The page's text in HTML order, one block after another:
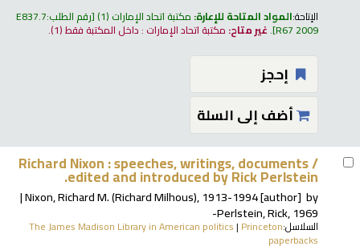
الإتاحة:المواد المتاحة للإعارة: مكتبة اتحاد الإمارات (1) رقم الطلب:E837.7
R67 2009
.غير متاح: مكتبة اتحاد الإمارات : داخل المكتبة فقط(1).
إحجز
أضف إلى السلة
Richard Nixon : speeches, writings, documents /
edited and introduced by Rick Perlstein.
by
Nixon, Richard M. (Richard Milhous), 1913-1994[author]
Perlstein, Rick, 1969-
السلاسل: The James Madison Library in American politics| Princeton
paperbacks